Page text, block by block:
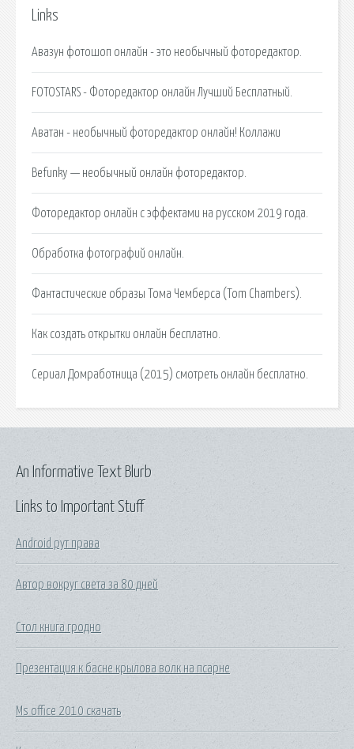
Links
Авазун фотошоп онлайн - это необычный фоторедактор.
FOTOSTARS - Фоторедактор онлайн Лучший Бесплатный.
Аватан - необычный фоторедактор онлайн! Коллажи
Befunky — необычный онлайн фоторедактор.
Фоторедактор онлайн с эффектами на русском 2019 года.
Обработка фотографий онлайн.
Фантастические образы Тома Чемберса (Tom Chambers).
Как создать открытки онлайн бесплатно.
Сериал Домработница (2015) смотреть онлайн бесплатно.
Links to Important Stuff
Android рут права
Автор вокруг света за 80 дней
Стол книга гродно
Презентация к басне крылова волк на псарне
Ms office 2010 скачать
An Informative Text Blurb